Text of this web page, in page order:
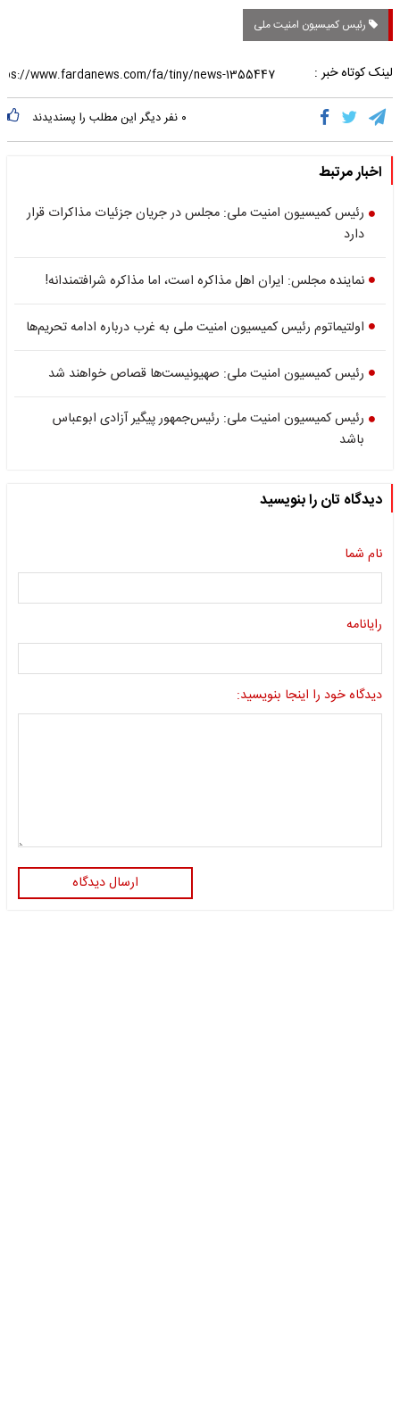
رئیس کمیسیون امنیت ملی
لینک کوتاه خبر :
۰ نفر دیگر این مطلب را پسندیدند
اخبار مرتبط
رئیس کمیسیون امنیت ملی: مجلس در جریان جزئیات مذاکرات قرار
دارد
نماینده مجلس: ایران اهل مذاکره است، اما مذاکره شرافتمندانه!
اولتیماتوم رئیس کمیسیون امنیت ملی به غرب درباره ادامه تحریم‌ها
رئیس کمیسیون امنیت ملی: صهیونیست‌ها قصاص خواهند شد
رئیس کمیسیون امنیت ملی: رئیس‌جمهور پیگیر آزادی ابوعباس
باشد
دیدگاه تان را بنویسید
نام شما
رایانامه
دیدگاه خود را اینجا بنویسید:
ارسال دیدگاه